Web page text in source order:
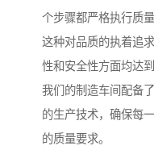
个步骤都严格执行质量
这种对品质的执着追
性和安全性方面均达
我们的制造车间配备
的生产技术，确保每
的质量要求。